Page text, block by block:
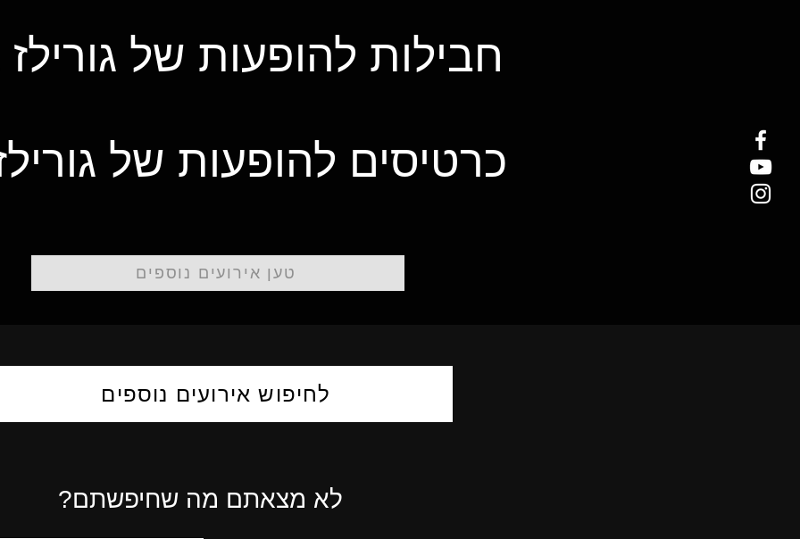
חבילות להופעות של גורילז
כרטיסים להופעות של
טען אירועים נוספים
לחיפוש אירועים נוספים
לא מצאתם מה שחיפשתם?